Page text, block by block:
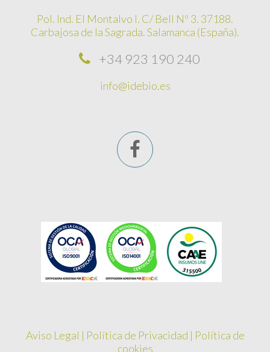
Pol. Ind. El Montalvo I. C/ Bell Nº 3. 37188.
Carbajosa de la Sagrada. Salamanca (España).
+34 923 190 240
info@idebio.es
Aviso Legal | Política de Privacidad | Política de
cookies